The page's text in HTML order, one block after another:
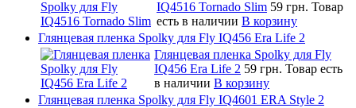
IQ4516 Tornado Slim 59 грн. Товар
есть в наличии В корзину
Глянцевая пленка Spolky для Fly IQ456 Era Life 2
Глянцевая пленка Spolky для Fly
IQ456 Era Life 2 59 грн. Товар есть
в наличии В корзину
Глянцевая пленка Spolky для Fly IQ4601 ERA Style 2